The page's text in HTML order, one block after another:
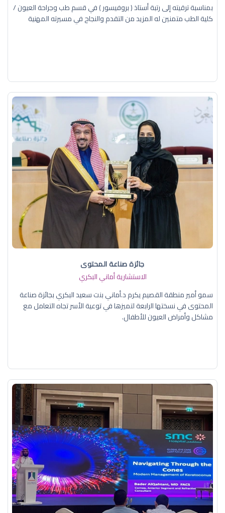
بمناسبة ترقيته إلى رتبة أستاذ ( بروفيسور ) في قسم طب وجراحة العيون /
كلية الطب متمنين له المزيد من التقدم والنجاح في مسيرته المهنية
جائزة صناعة المحتوى
الاستشارية أماني البكري
سمو أمير منطقة القصيم يكرم د.أماني بنت سعيد البكري بجائزة صناعة
المحتوى في نسختها الرابعة لتميزها في توعية الأسر تجاه التعامل مع
مشاكل وأمراض العيون للأطفال.